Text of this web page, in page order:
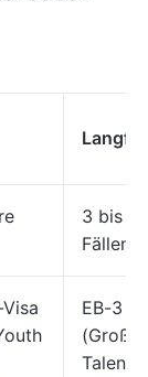
3 bis 5
Fällen
EB-3
Talent